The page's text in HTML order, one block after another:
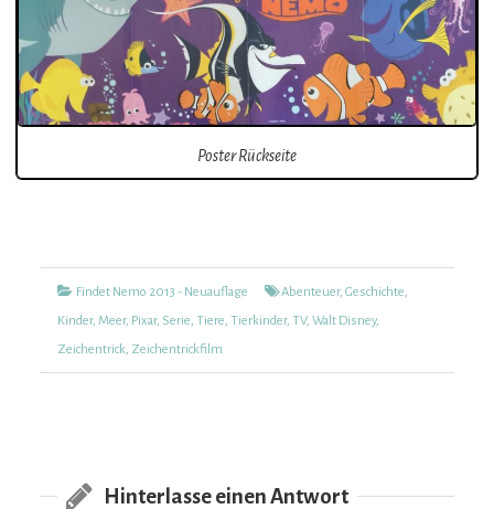
Poster Rückseite
Kategorien
Findet Nemo 2013 - Neuauflage TagsAbenteuer,Geschichte,
Kinder, Meer, Pixar, Serie, Tiere, Tierkinder, TV, Walt Disney,
Zeichentrick, Zeichentrickfilm
Hinterlasse einen Antwort